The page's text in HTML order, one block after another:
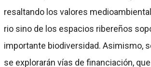
resaltando los valores
rio sino de los espacios ribereños
importante biodiversidad. Asimismo,
se explorarán vías de financiación,